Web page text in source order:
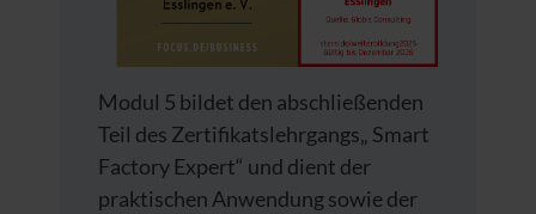
Modul 5 bildet den abschließenden
Teil des Zertifikatslehrgangs„ Smart
Factory Expert“ und dient der
praktischen Anwendung sowie der